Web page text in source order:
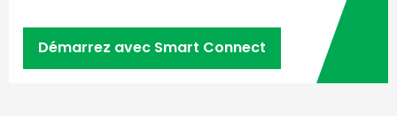
Démarrez avec Smart Connect